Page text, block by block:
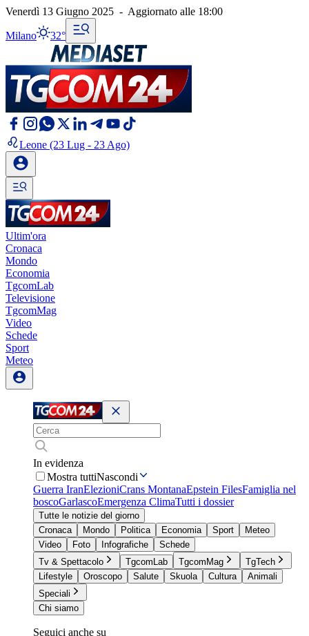
Venerdì 13 Giugno 2025 - Aggiornato alle 18:00
Milano 32°
Leone (23 Lug - 23 Ago)
Ultim'ora
Cronaca
Mondo
Economia
TgcomLab
Televisione
TgcomMag
Video
Schede
Sport
Meteo
In evidenza
Mostra tuttiNascondi
Guerra IranElezioniCrans MontanaEpstein FilesFamiglia nel
boscoGarlascoEmergenza ClimaTutti i dossier
Tutte le notizie del giorno
Cronaca
Mondo Politica Economia Sport
Meteo
Video
Foto Infografiche
Schede
Tv & Spettacolo
TgcomLab TgcomMag
TgTech
Lifestyle
Oroscopo Salute Skuola Cultura
Animali
Speciali
Chi siamo
Seguici anche su